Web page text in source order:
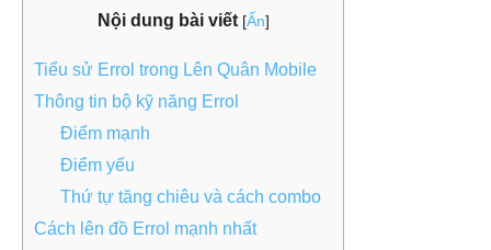
Nội dung bài viết [Ẩn]
Tiểu sử Errol trong Lên Quân Mobile
Thông tin bộ kỹ năng Errol
Điểm mạnh
Điểm yếu
Thứ tự tăng chiêu và cách combo
Cách lên đồ Errol mạnh nhất